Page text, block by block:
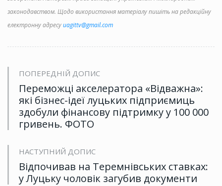
законодавством. Щодо використання матеріалу пишіть на редакційну
електронну адресуuagittv@gmail.com
ПОПЕРЕДНІЙ ДОПИС
Переможці акселератора «Відважна»:
які бізнес-ідеї луцьких підприємиць
здобули фінансову підтримку у 100 000
гривень. ФОТО
НАСТУПНИЙ ДОПИС
Відпочивав на Теремнівських ставках:
у Луцьку чоловік загубив документи